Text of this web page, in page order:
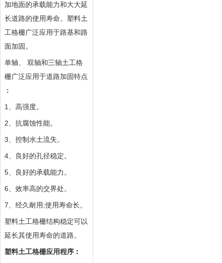
加地面的承载能力和大大延
长道路的使用寿命。塑料土
工格栅广泛应用于路基和路
面加固。
单轴、 双轴和三轴土工格
栅广泛应用于道路加固特点
︰
1、高强度。
2、抗腐蚀性能。
3、控制水土流失。
4、良好的孔径稳定。
5、良好的承载能力。
6、效率高的交界处。
7、经久耐用;使用寿命长。
塑料土工格栅结构稳定可以
延长其使用寿命的道路。
塑料土工格栅应用程序︰